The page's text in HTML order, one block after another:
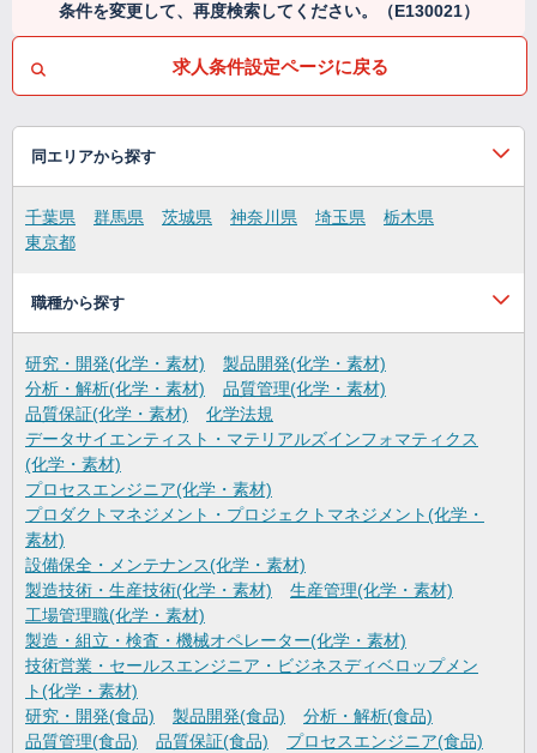
条件を変更して、再度検索してください。（E130021）
求人条件設定ページに戻る
同エリアから探す
千葉県 群馬県 茨城県 神奈川県 埼玉県
栃木県
東京都
職種から探す
研究・開発(化学・素材)
製品開発(化学・素材)
分析・解析(化学・素材)
品質管理(化学・素材)
品質保証(化学・素材)
化学法規
データサイエンティスト・マテリアルズインフォマティクス
(化学・素材)
プロセスエンジニア(化学・素材)
プロダクトマネジメント・プロジェクトマネジメント(化学・
素材)
設備保全・メンテナンス(化学・素材)
製造技術・生産技術(化学・素材)
生産管理(化学・素材)
工場管理職(化学・素材)
製造・組立・検査・機械オペレーター(化学・素材)
技術営業・セールスエンジニア・ビジネスディベロップメン
ト(化学・素材)
研究・開発(食品)
製品開発(食品)
分析・解析(食品)
品質管理(食品)
品質保証(食品)
プロセスエンジニア(食品)